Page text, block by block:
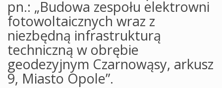
pn.: „Budowa zespołu elektrowni
fotowoltaicznych wraz z
niezbędną infrastrukturą
techniczną w obrębie
geodezyjnym Czarnowąsy, arkusz
9, Miasto Opole”.